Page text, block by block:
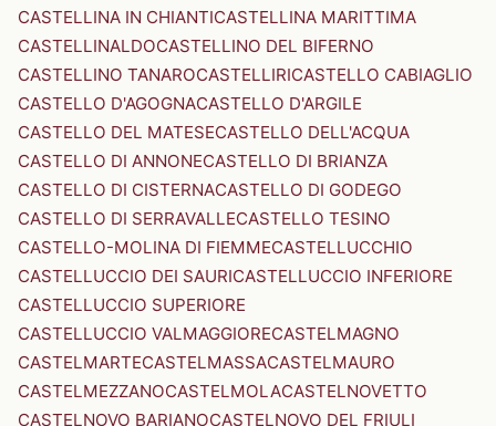
CASTELLINA IN CHIANTICASTELLINA MARITTIMA
CASTELLINALDOCASTELLINO DEL BIFERNO
CASTELLINO TANAROCASTELLIRICASTELLO CABIAGLIO
CASTELLO D'AGOGNACASTELLO D'ARGILE
CASTELLO DEL MATESECASTELLO DELL'ACQUA
CASTELLO DI ANNONECASTELLO DI BRIANZA
CASTELLO DI CISTERNACASTELLO DI GODEGO
CASTELLO DI SERRAVALLECASTELLO TESINO
CASTELLO-MOLINA DI FIEMMECASTELLUCCHIO
CASTELLUCCIO DEI SAURICASTELLUCCIO INFERIORE
CASTELLUCCIO SUPERIORE
CASTELLUCCIO VALMAGGIORECASTELMAGNO
CASTELMARTECASTELMASSACASTELMAURO
CASTELMEZZANOCASTELMOLACASTELNOVETTO
CASTELNOVO BARIANOCASTELNOVO DEL FRIULI